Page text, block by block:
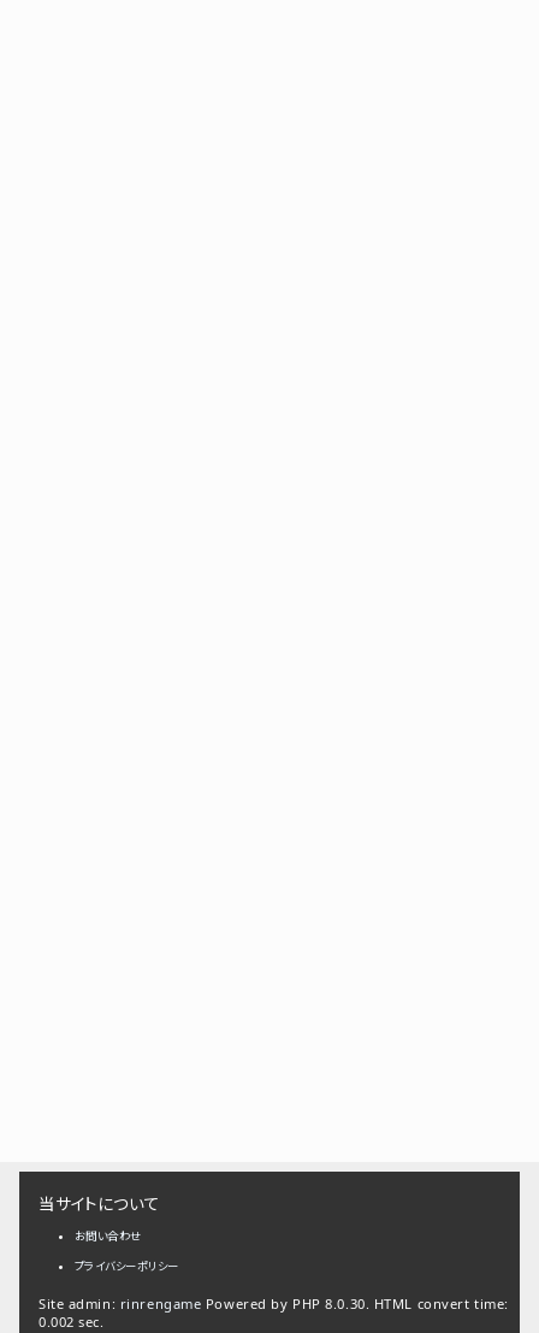
当サイトについて
お問い合わせ
プライバシーポリシー
Site admin: rinrengame Powered by PHP 8.0.30. HTML convert time:
0.002 sec.